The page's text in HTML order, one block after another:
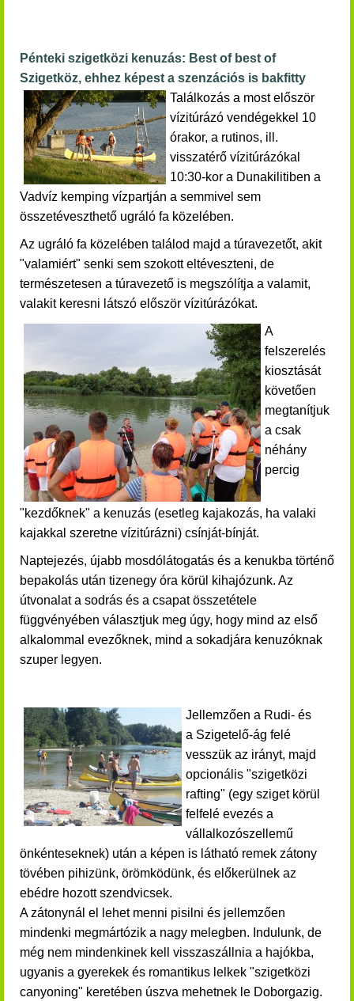
Pénteki szigetközi kenuzás: Best of best of
Szigetköz, ehhez képest a szenzációs is bakfitty
Találkozás a most először
vízitúrázó vendégekkel 10
órakor, a rutinos, ill.
visszatérő vízitúrázókal
10:30-kor a Dunakilitiben a
Vadvíz kemping vízpartján a semmivel sem
összetéveszthető ugráló fa közelében.
Az ugráló fa közelében találod majd a túravezetőt, akit
"valamiért" senki sem szokott eltéveszteni, de
természetesen a túravezető is megszólítja a valamit,
valakit keresni látszó először vízitúrázókat.
A
felszerelés
kiosztását
követően
megtanítjuk
a csak
néhány
percig
"kezdőknek" a kenuzás (esetleg kajakozás, ha valaki
kajakkal szeretne vízitúrázni) csínját-bínját.
Naptejezés, újabb mosdólátogatás és a kenukba történő
bepakolás után tizenegy óra körül kihajózunk. Az
útvonalat a sodrás és a csapat összetétele
függvényében választjuk meg úgy, hogy mind az első
alkalommal evezőknek, mind a sokadjára kenuzóknak
szuper legyen.
Jellemzően a Rudi- és
a Szigetelő-ág felé
vesszük az irányt, majd
opcionális "szigetközi
rafting" (egy sziget körül
felfelé evezés a
vállalkozószellemű
önkénteseknek) után a képen is látható remek zátony
tövében pihizünk, örömködünk, és előkerülnek az
ebédre hozott szendvicsek.
A zátonynál el lehet menni pisilni és jellemzően
mindenki megmártózik a nagy melegben. Indulunk, de
még nem mindenkinek kell visszaszállnia a hajókba,
ugyanis a gyerekek és romantikus lelkek "szigetközi
canyoning" keretében úszva mehetnek le Doborgazig.